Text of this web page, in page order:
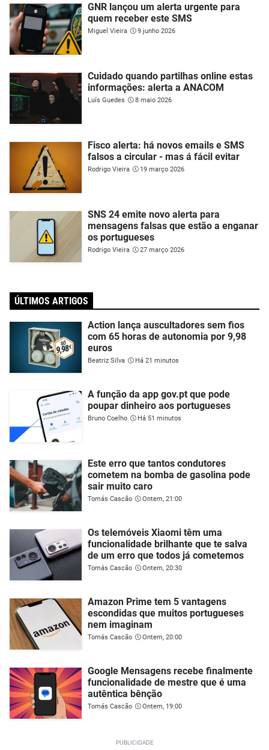
GNR lançou um alerta urgente para
quem receber este SMS
Miguel Vieira 9 junho 2026
Cuidado quando partilhas online estas
informações: alerta a ANACOM
Luís Guedes 8 maio 2026
Fisco alerta: há novos emails e SMS
falsos a circular - mas á fácil evitar
Rodrigo Vieira 19 março 2026
SNS 24 emite novo alerta para
mensagens falsas que estão a enganar
os portugueses
Rodrigo Vieira 27 março 2026
ÚLTIMOS ARTIGOS
Action lança auscultadores sem fios
com 65 horas de autonomia por 9,98
euros
Beatriz Silva Há 21 minutos
A função da app gov.pt que pode
poupar dinheiro aos portugueses
Bruno Coelho Há 51 minutos
Este erro que tantos condutores
cometem na bomba de gasolina pode
sair muito caro
Tomás Cascão Ontem, 21:00
Os telemóveis Xiaomi têm uma
funcionalidade brilhante que te salva
de um erro que todos já cometemos
Tomás Cascão Ontem, 20:30
Amazon Prime tem 5 vantagens
escondidas que muitos portugueses
nem imaginam
Tomás Cascão Ontem, 20:00
Google Mensagens recebe finalmente
funcionalidade de mestre que é uma
autêntica bênção
Tomás Cascão Ontem, 19:00